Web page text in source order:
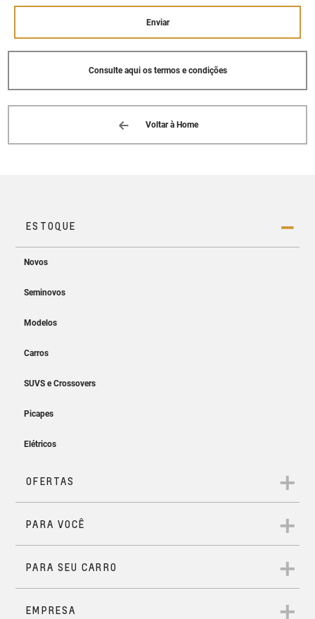
CACHOEIRO DE ITAPEMIRIM, ES 29313-
(28) 3526-2666
BAIRRO: CENTRO GUACUI, ES 29560--000
(28) 3553-6222
(27) 3232-6000
Enviar
Consulte aqui os termos e condições
Voltar à Home